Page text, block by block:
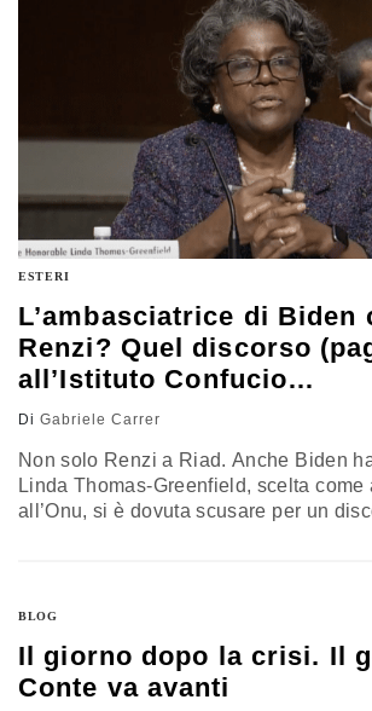
ESTERI
L’ambasciatrice di Biden
Renzi? Quel discorso
all’Istituto Confucio…
Di Gabriele Carrer
Non solo Renzi a Riad. Anche Biden
LindaThomas-Greenfield, scelta come
all’Onu, si è dovuta scusare per un
BLOG
Il giorno dopo la crisi. Il
Conte va avanti